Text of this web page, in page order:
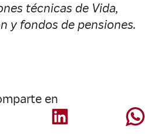
técnicas de Vida,
y fondos de pensiones.
en